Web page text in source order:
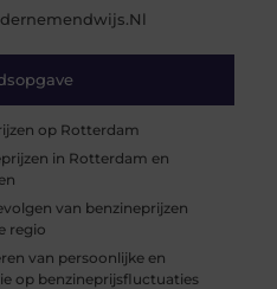
op Rotterdam
in Rotterdam en
van benzineprijzen
regio
van persoonlijke en
op benzineprijsfluctuaties